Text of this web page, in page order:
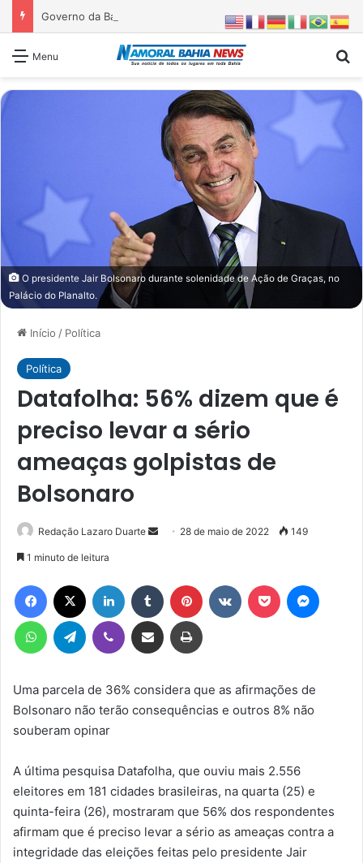
Governo da Bahia entrega 1ª etapa da requalificação do Parque Metropolitano de Pituaçu
Menu
O presidente Jair Bolsonaro durante solenidade de Ação de Graças, no
Palácio do Planalto.
Início / Política
Política
Datafolha: 56% dizem que é
preciso levar a sério
ameaças golpistas de
Bolsonaro
Redação Lazaro Duarte
Mande
mail
28 de maio de 2022 149
1 minuto de leitura
Facebook Linkedin Tumblr Pinterest Pocket
WhatsAppTelegram Viber Compartilhar via e-mail Imprimir
Uma parcela de 36% considera que as afirmações de
Bolsonaro não terão consequências e outros 8% não
souberam opinar
A última pesquisa Datafolha, que ouviu mais 2.556
eleitores em 181 cidades brasileiras, na quarta (25) e
quinta-feira (26), mostraram que 56% dos respondentes
afirmam que é preciso levar a sério as ameaças contra a
integridade das eleições feitas pelo presidente Jair